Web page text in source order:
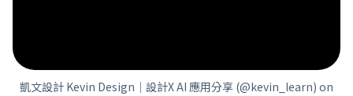
凱文設計 Kevin Design｜設計X AI 應用分享 (@kevin_learn) on